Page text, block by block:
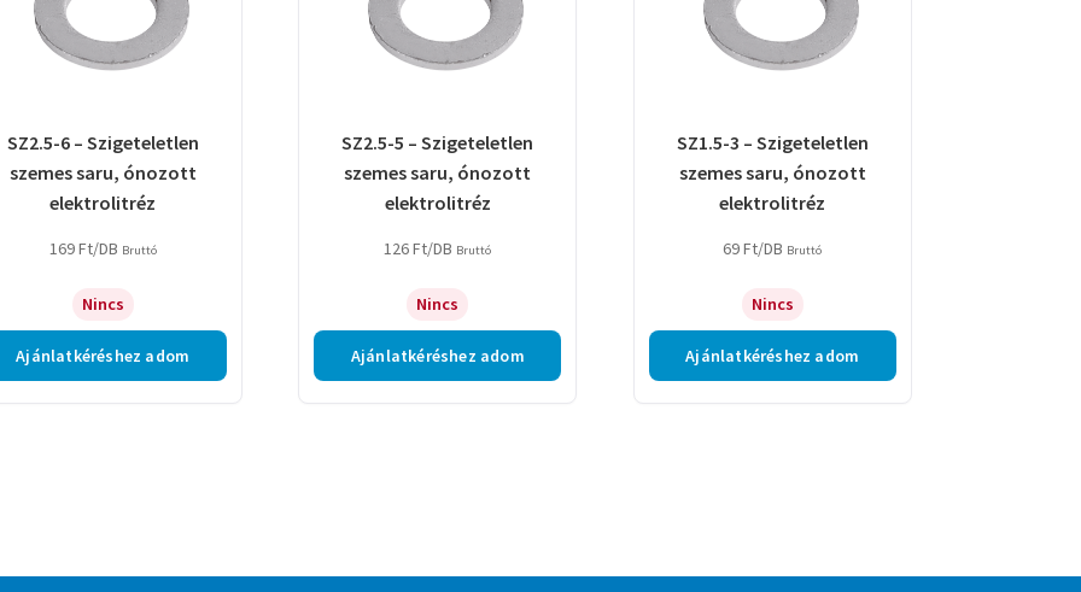
SZ2.5-6 – Szigeteletlen
szemes saru, ónozott
elektrolitréz
169Ft/DB Bruttó
Nincs
Ajánlatkéréshez adom
SZ2.5-5 – Szigeteletlen
szemes saru, ónozott
elektrolitréz
126Ft/DB Bruttó
Nincs
Ajánlatkéréshez adom
SZ1.5-3 – Szigeteletlen
szemes saru, ónozott
elektrolitréz
69Ft/DB Bruttó
Nincs
Ajánlatkéréshez adom